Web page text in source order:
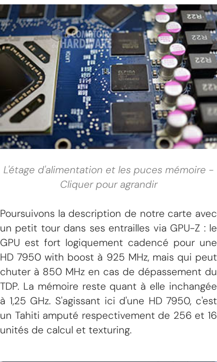
L'étage d'alimentation et les puces mémoire -
Cliquer pour agrandir
Poursuivons la description de notre carte avec
un petit tour dans ses entrailles via GPU-Z : le
GPU est fort logiquement cadencé pour une
HD 7950 with boost à 925 MHz, mais qui peut
chuter à 850 MHz en cas de dépassement du
TDP. La mémoire reste quant à elle inchangée
à 1,25 GHz. S'agissant ici d'une HD 7950, c'est
un Tahiti amputé respectivement de 256 et 16
unités de calcul et texturing.